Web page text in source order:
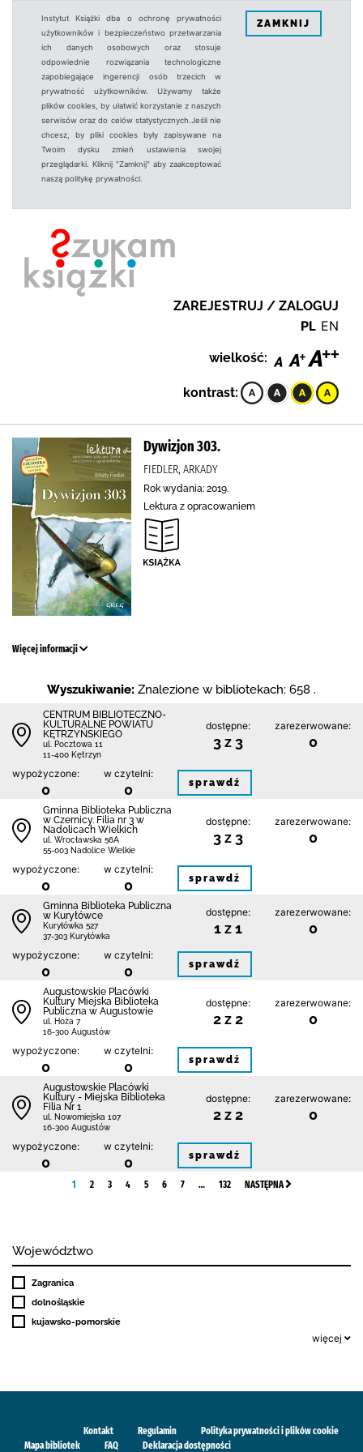
Instytut Książki dba o ochronę prywatności
użytkowników i bezpieczeństwo przetwarzania
ich danych osobowych oraz stosuje
odpowiednie rozwiązania technologiczne
zapobiegające ingerencji osób trzecich w
prywatność użytkowników. Używamy także
plików cookies, by ułatwić korzystanie z naszych
serwisów oraz do celów statystycznych.Jeśli nie
chcesz, by pliki cookies były zapisywane na
Twoim dysku zmień ustawienia swojej
przeglądarki. Kliknij "Zamknij" aby zaakceptować
naszą politykę prywatności.
ZAMKNIJ
ZAREJESTRUJ / ZALOGUJ
PL EN
wielkość:
kontrast:
Dywizjon 303.
FIEDLER, ARKADY
Rok wydania: 2019.
Lektura z opracowaniem
Więcej informacji
Wyszukiwanie: Znalezione w bibliotekach: 658 .
CENTRUM BIBLIOTECZNO-
KULTURALNE POWIATU
KĘTRZYŃSKIEGO
ul. Pocztowa 11
11-400 Kętrzyn
dostępne:
3 z 3
zarezerwowane:
0
wypożyczone:
0
w czytelni:
0 sprawdź
Gminna Biblioteka Publiczna
w Czernicy. Filia nr 3 w
Nadolicach Wielkich
ul. Wrocławska 56A
55-003 Nadolice Wielkie
dostępne:
3 z 3
zarezerwowane:
0
wypożyczone:
0
w czytelni:
0 sprawdź
Gminna Biblioteka Publiczna
w Kuryłówce
Kuryłówka 527
37-303 Kuryłówka
dostępne:
1 z 1
zarezerwowane:
0
wypożyczone:
0
w czytelni:
0 sprawdź
Augustowskie Placówki
Kultury Miejska Biblioteka
Publiczna w Augustowie
ul. Hoża 7
16-300 Augustów
dostępne:
2 z 2
zarezerwowane:
0
wypożyczone:
0
w czytelni:
0 sprawdź
Augustowskie Placówki
Kultury - Miejska Biblioteka
Filia Nr 1
ul. Nowomiejska 107
16-300 Augustów
dostępne:
2 z 2
zarezerwowane:
0
wypożyczone:
0
w czytelni:
0 sprawdź
1 2 3 4 5 6 7 … 132 NASTĘPNA
Województwo
Zagranica
dolnośląskie
kujawsko-pomorskie
więcej
Kontakt Regulamin
Polityka prywatności i plików cookie
Mapa bibliotek
FAQ Deklaracja dostępności